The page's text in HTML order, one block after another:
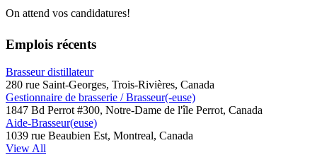
On attend vos candidatures!
Emplois récents
Brasseur distillateur
280 rue Saint-Georges, Trois-Rivières, Canada
Gestionnaire de brasserie / Brasseur(-euse)
1847 Bd Perrot #300, Notre-Dame de l'île Perrot, Canada
Aide-Brasseur(euse)
1039 rue Beaubien Est, Montreal, Canada
View All